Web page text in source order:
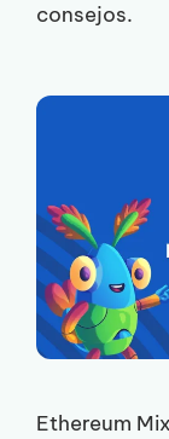
consejos.
Ethereum